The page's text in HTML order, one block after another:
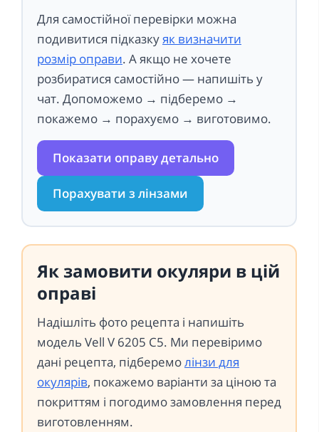
Для самостійної перевірки можна
подивитися підказкуяк визначити
розмір оправи. А якщо не хочете
розбиратися самостійно — напишіть у
чат. Допоможемо → підберемо →
покажемо → порахуємо → виготовимо.
Показати оправу детально
Порахувати з лінзами
Як замовити окуляри в цій
оправі
Надішліть фото рецепта і напишіть
модель Vell V 6205 C5. Ми перевіримо
дані рецепта, підберемолінзи для
окулярів, покажемо варіанти за ціною та
покриттям і погодимо замовлення перед
виготовленням.